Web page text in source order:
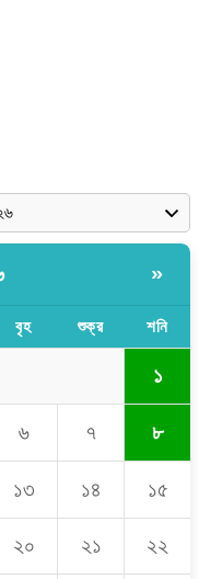
»
বৃহ শুক্র শনি
১
৬ ৭ ৮
১৩ ১৪ ১৫
২০ ২১ ২২